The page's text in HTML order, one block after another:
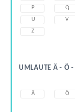
P
Q
U
V
Z
UMLAUTE Ä - Ö -
Ä Ö